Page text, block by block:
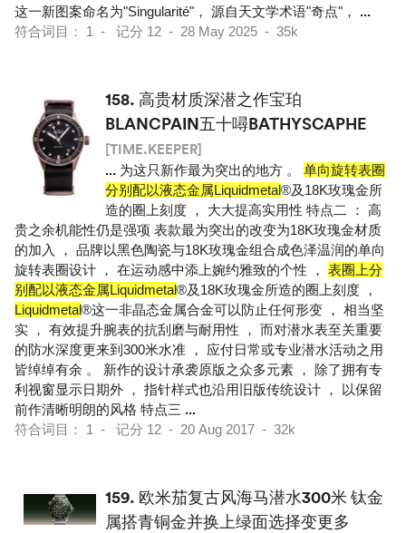
这一新图案命名为"Singularité"， 源自天文学术语"奇点"， ...
符合词目： 1 - 记分 12 - 28 May 2025 - 35k
158. 高贵材质深潜之作宝珀
BLANCPAIN五十噚BATHYSCAPHE
[TIME.KEEPER]
... 为这只新作最为突出的地方 。 单向旋转表圈
分别配以液态金属Liquidmetal®及18K玫瑰金所
造的圈上刻度 ， 大大提高实用性 特点二 ： 高
贵之余机能性仍是强项 表款最为突出的改变为18K玫瑰金材质
的加入 ， 品牌以黑色陶瓷与18K玫瑰金组合成色泽温润的单向
旋转表圈设计 ， 在运动感中添上婉约雅致的个性 ， 表圈上分
别配以液态金属Liquidmetal®及18K玫瑰金所造的圈上刻度 ，
Liquidmetal®这一非晶态金属合金可以防止任何形变 ， 相当坚
实 ， 有效提升腕表的抗刮磨与耐用性 ， 而对潜水表至关重要
的防水深度更来到300米水准 ， 应付日常或专业潜水活动之用
皆绰绰有余 。 新作的设计承袭原版之众多元素 ， 除了拥有专
利视窗显示日期外 ， 指针样式也沿用旧版传统设计 ， 以保留
前作清晰明朗的风格 特点三 ...
符合词目： 1 - 记分 12 - 20 Aug 2017 - 32k
159. 欧米茄复古风海马潜水300米 钛金
属搭青铜金并换上绿面选择变更多